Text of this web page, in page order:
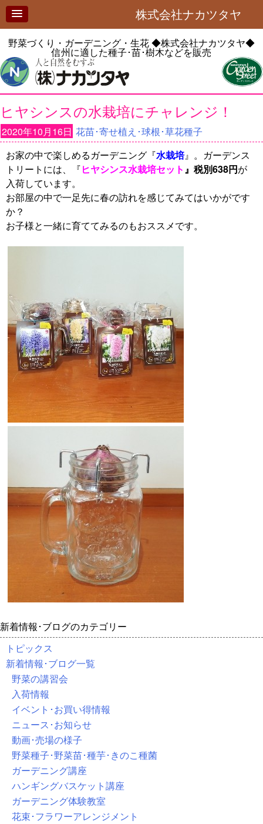
株式会社ナカツタヤ
野菜づくり・ガーデニング・生花◆株式会社ナカツタヤ◆
信州に適した種子･苗･樹木などを販売
ヒヤシンスの水栽培にチャレンジ！
2020年10月16日 花苗･寄せ植え･球根･草花種子
お家の中で楽しめるガーデニング『水栽培』。ガーデンス
トリートには、『ヒヤシンス水栽培セット』税別638円が
入荷しています。
お部屋の中で一足先に春の訪れを感じてみてはいかがです
か？
お子様と一緒に育ててみるのもおススメです。
新着情報･ブログのカテゴリー
トピックス
新着情報･ブログ一覧
野菜の講習会
入荷情報
イベント･お買い得情報
ニュース･お知らせ
動画･売場の様子
野菜種子･野菜苗･種芋･きのこ種菌
ガーデニング講座
ハンギングバスケット講座
ガーデニング体験教室
花束･フラワーアレンジメント